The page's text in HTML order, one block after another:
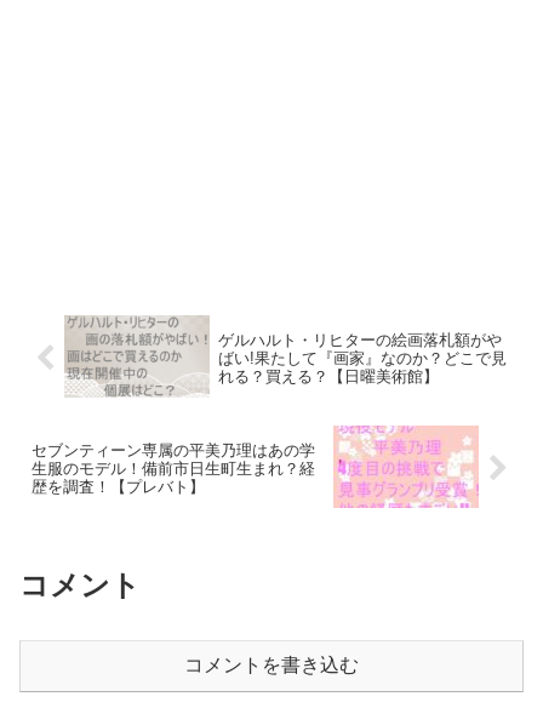
ゲルハルト・リヒターの絵画落札額がや
ばい!果たして『画家』なのか？どこで見
れる？買える？【日曜美術館】
セブンティーン専属の平美乃理はあの学
生服のモデル！備前市日生町生まれ？経
歴を調査！【プレバト】
コメント
コメントを書き込む